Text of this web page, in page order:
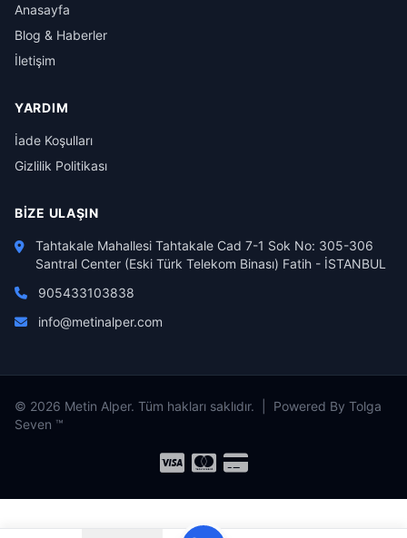
Anasayfa
Blog & Haberler
İletişim
YARDIM
İade Koşulları
Gizlilik Politikası
BIZE ULAŞIN
Tahtakale Mahallesi Tahtakale Cad 7-1 Sok No: 305-306
Santral Center (Eski Türk Telekom Binası) Fatih - İSTANBUL
905433103838
info@metinalper.com
© 2026 Metin Alper. Tüm hakları saklıdır. | Powered By Tolga
Seven ™